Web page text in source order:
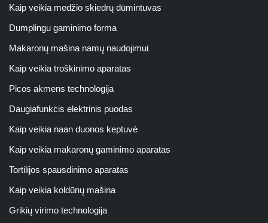
Kaip veikia medžio skiedrų dūmintuvas
Dumplingu gaminimo forma
Makaronų mašina namų naudojimui
Kaip veikia troškinimo aparatas
Picos akmens technologija
Daugiafunkcis elektrinis puodas
Kaip veikia naan duonos keptuvė
Kaip veikia makaronų gaminimo aparatas
Tortilijos spausdinimo aparatas
Kaip veikia koldūnų mašina
Grikių virimo technologija